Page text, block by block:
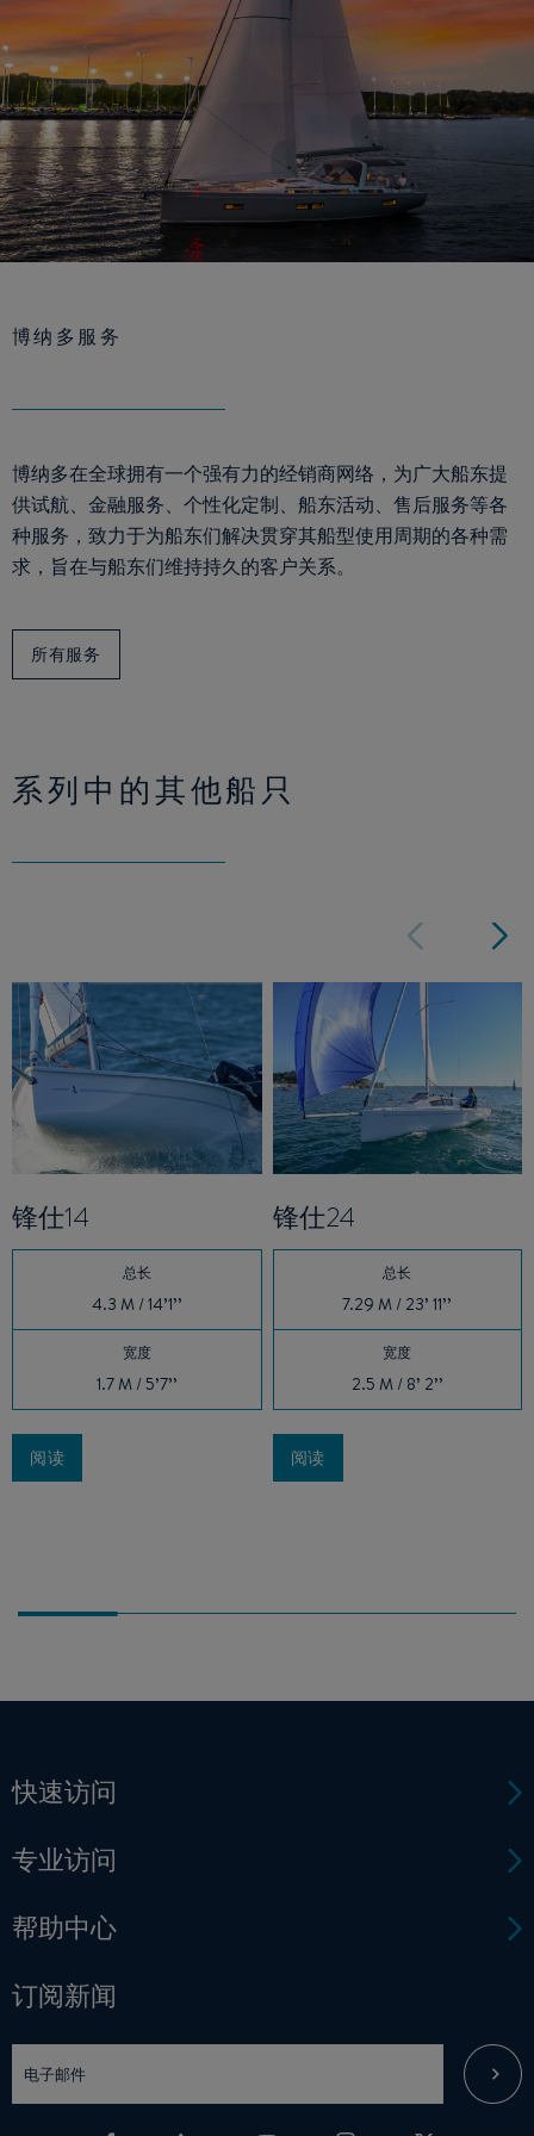
博纳多服务
博纳多在全球拥有一个强有力的经销商网络，为广大船东提
供试航、金融服务、个性化定制、船东活动、售后服务等各
种服务，致力于为船东们解决贯穿其船型使用周期的各种需
求，旨在与船东们维持持久的客户关系。
所有服务
系列中的其他船只
锋仕14
总长
4.3 M / 14’1’’
宽度
1.7 M / 5’7’’
阅读
锋仕24
总长
7.29 M / 23’ 11’’
宽度
2.5 M / 8’ 2’’
阅读
快速访问
专业访问
帮助中心
订阅新闻